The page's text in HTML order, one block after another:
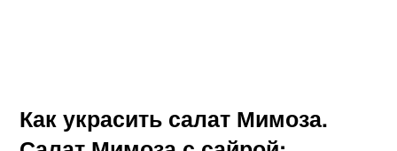
Как украсить салат Мимоза.